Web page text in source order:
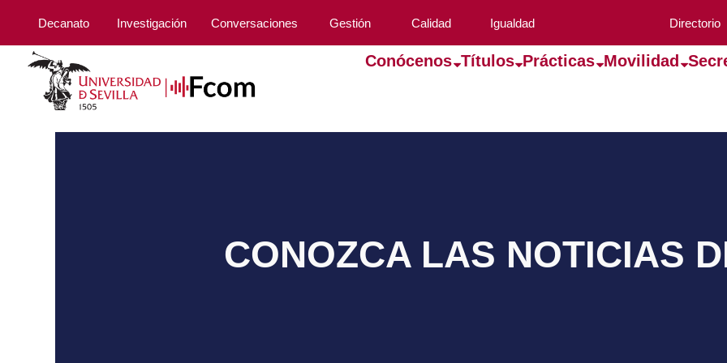
Decanato Investigación Conversaciones Gestión Calidad Igualdad Directorio
Conócenos Títulos Prácticas Movilidad
CONOZCA LAS NOTICIAS